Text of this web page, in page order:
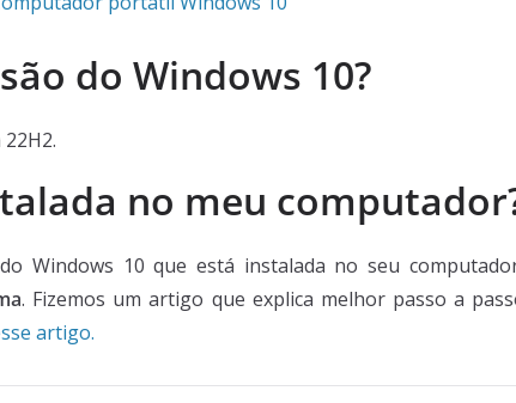
do Windows 10?
no meu
Windows 10 que está instalada no seu
. Fizemos um artigo que explica melhor passo a
artigo.